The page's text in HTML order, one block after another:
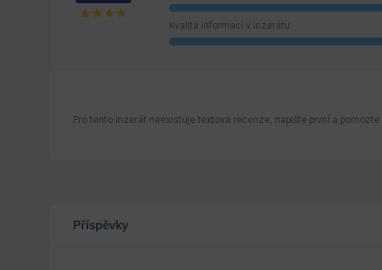
Kvalita informací v inzerátu
Pro tento inzerát neexistuje textová recenze, napište první a
Příspěvky